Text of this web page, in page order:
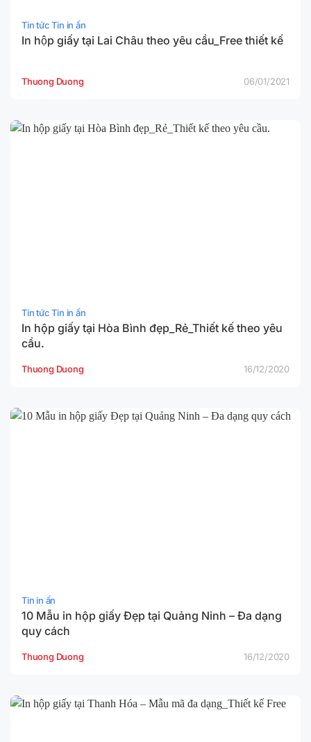
Tin tức Tin in ấn
In hộp giấy tại Lai Châu theo yêu cầu_Free thiết kế
Thuong Duong 06/01/2021
Tin tức Tin in ấn
In hộp giấy tại Hòa Bình đẹp_Rẻ_Thiết kế theo yêu
cầu.
Thuong Duong 16/12/2020
Tin in ấn
10 Mẫu in hộp giấy Đẹp tại Quảng Ninh – Đa dạng
quy cách
Thuong Duong 16/12/2020